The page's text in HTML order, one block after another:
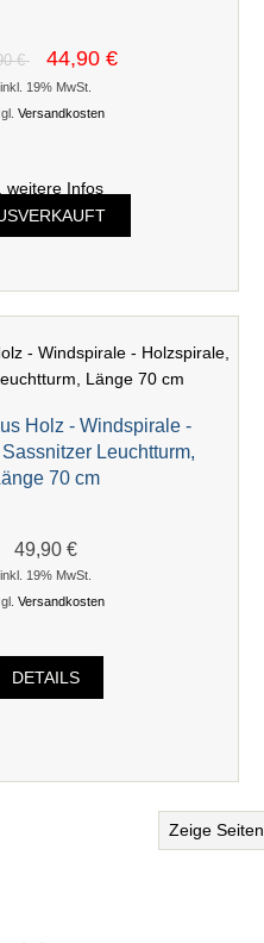
€ 44,90 €
inkl. 19% MwSt.
Versandkosten
weitere Infos
Holz - Windspirale -
Leuchtturm,
70 cm
49,90 €
inkl. 19% MwSt.
Versandkosten
DETAILS
Zeige Seiten